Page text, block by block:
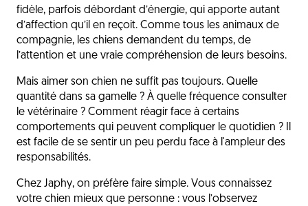
Éduquer sans contraindre
Stimuler son corps et son esprit
Prévenir les risques et sécuriser
Vous accompagner à chaque étape
L’affection au cœur des décisions
L'avis du vétérinaire
Découvrez aussi
fidèle, parfois débordant d’énergie, qui apporte autant
d’affection qu’il en reçoit. Comme tous les animaux de
compagnie, les chiens demandent du temps, de
l’attention et une vraie compréhension de leurs besoins.
Mais aimer son chien ne suffit pas toujours. Quelle
quantité dans sa gamelle ? À quelle fréquence consulter
le vétérinaire ? Comment réagir face à certains
comportements qui peuvent compliquer le quotidien ? Il
est facile de se sentir un peu perdu face à l'ampleur des
responsabilités.
Chez Japhy, on préfère faire simple. Vous connaissez
votre chien mieux que personne : vous l’observez